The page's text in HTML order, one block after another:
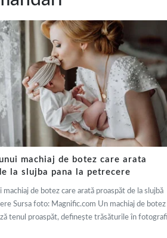
machiaj de botez care arata
la slujba pana la petrecere
machiaj de botez care arată proaspăt de la slujbă
Sursa foto: Magnific.com Un machiaj de botez
tenul proaspăt, definește trăsăturile în